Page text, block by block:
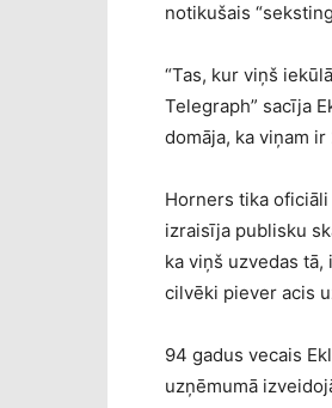
notikušais
“Tas, kur viņš
Telegraph” sacīja
domāja, ka viņam
Horners tika oficiāli
izraisīja publisku
ka viņš uzvedas tā,
cilvēki piever acis
94 gadus vecais
uzņēmumā